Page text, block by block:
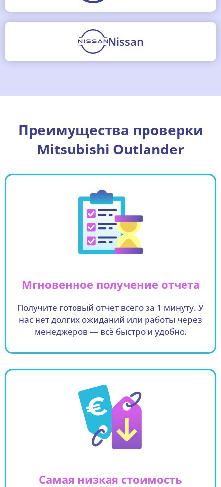
Nissan
Преимущества проверки
Mitsubishi Outlander
Мгновенное получение отчета
Получите готовый отчет всего за 1 минуту. У
нас нет долгих ожиданий или работы через
менеджеров — всё быстро и удобно.
Самая низкая стоимость